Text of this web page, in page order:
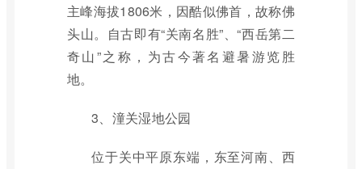
主峰海拔1806米，因酷似佛首，故称佛
头山。自古即有“关南名胜”、“西岳第二
奇山”之称，为古今著名避暑游览胜
地。
3、潼关湿地公园
位于关中平原东端，东至河南、西